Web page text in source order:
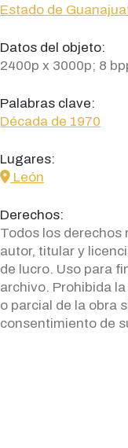
Estado de
Datos del objeto:
2400p x 3000p; 8
Palabras clave:
Década de 1970
Lugares:
icon
León
Derechos:
Todos los derechos
autor, titular y
de lucro. Uso para
archivo. Prohibida
o parcial de la obra
consentimiento de